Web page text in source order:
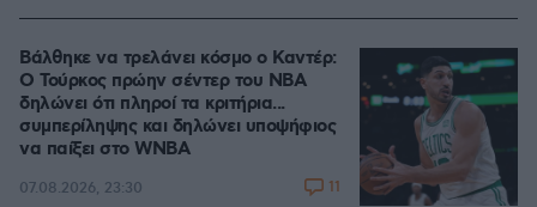
Βάλθηκε να τρελάνει κόσμο ο Καντέρ:
Ο Τούρκος πρώην σέντερ του NBA
δηλώνει ότι πληροί τα κριτήρια...
συμπερίληψης και δηλώνει υποψήφιος
να παίξει στο WNBA
07.08.2026, 23:30 11